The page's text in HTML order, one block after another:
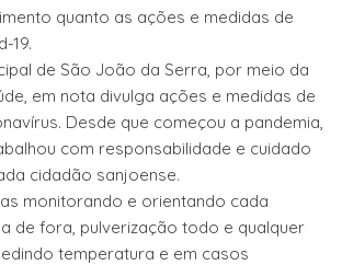
quanto as ações e medidas de
19.
de São João da Serra, por meio da
em nota divulga ações e medidas de
Desde que começou a pandemia,
com responsabilidade e cuidado
cidadão sanjoense.
monitorando e orientando cada
de fora, pulverização todo e qualquer
temperatura e em casos